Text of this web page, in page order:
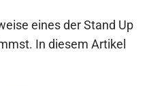
eines der Stand Up
In diesem Artikel